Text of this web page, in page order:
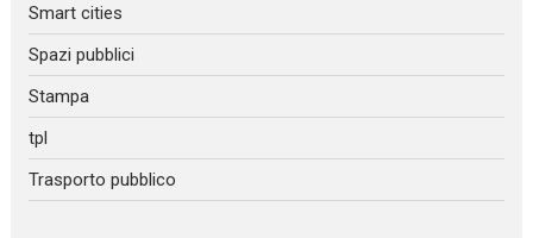
Smart cities
Spazi pubblici
Stampa
tpl
Trasporto pubblico